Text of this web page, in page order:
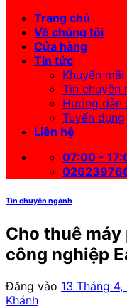
Trang chủ
Về chúng tôi
Cửa hàng
Tin tức
Khuyến mãi
Tin chuyên
Hướng dẫn
Tuyển dụng
Liên hệ
07:00 -
Tin chuyên ngành
Cho thuê
công nghiệp
Đăng vào 13 Tháng
Khánh